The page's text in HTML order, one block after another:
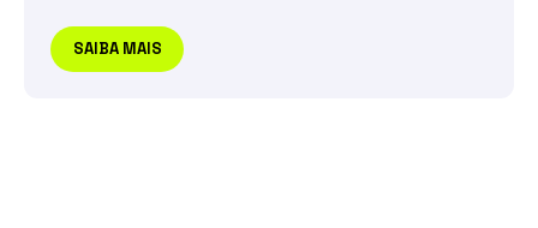
SAIBA MAIS